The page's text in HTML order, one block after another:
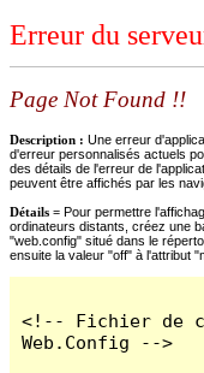
Erreur du
Page Not Found !!
Description : Une erreur
d'erreur personnalisés actuels
des détails de l'erreur de
peuvent être affichés par les
Détails = Pour permettre
ordinateurs distants, créez une
"web.config" situé dans le
ensuite la valeur "off" à l'attribut
<!-- Fichier de
Web.Config -->